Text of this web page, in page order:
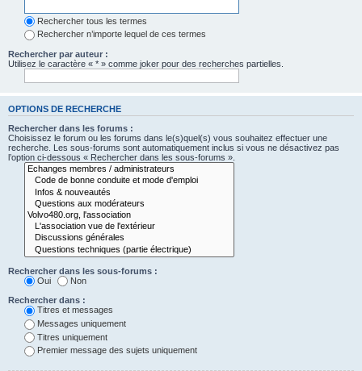
Rechercher tous les termes
Rechercher n’importe lequel de ces termes
Rechercher par auteur :
Utilisez le caractère « * » comme joker pour des recherches partielles.
OPTIONS DE RECHERCHE
Rechercher dans les forums :
Choisissez le forum ou les forums dans le(s)quel(s) vous souhaitez effectuer une
recherche. Les sous-forums sont automatiquement inclus si vous ne désactivez pas
l’option ci-dessous « Rechercher dans les sous-forums ».
Rechercher dans les sous-forums :
Oui
Non
Rechercher dans :
Titres et messages
Messages uniquement
Titres uniquement
Premier message des sujets uniquement